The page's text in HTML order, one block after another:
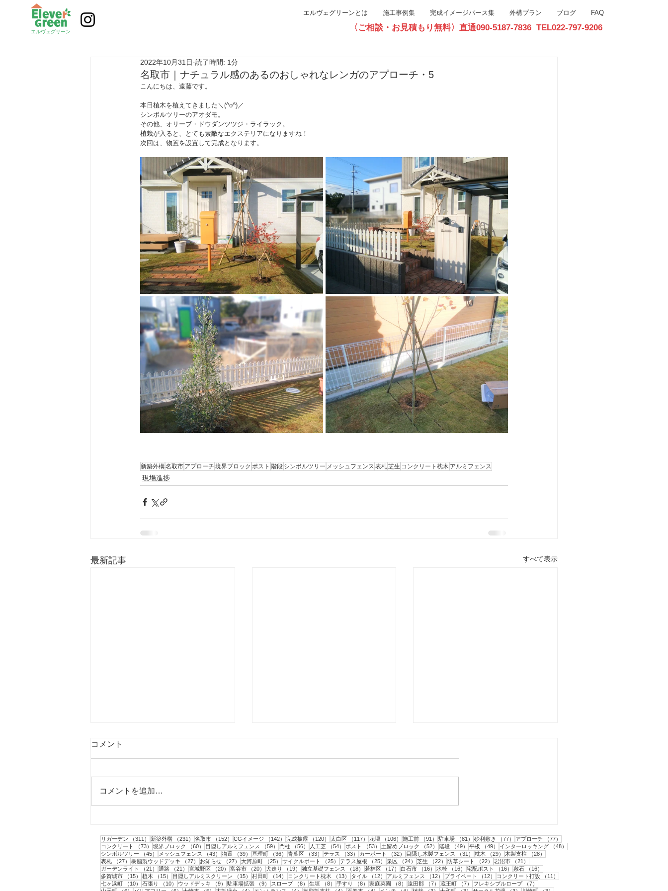
エルヴェグリーン
エルヴェグリーンとは 施工事例集 完成イメージパース集 外構プラン ブログ FAQ
〈ご相談・お見積もり無料〉直通090-5187-7836 TEL022-797-9206
名取市｜ナチュラル感のあるのおしゃれなレンガのアプローチ・5
2022年10月31日 読了時間: 1分
こんにちは、遠藤です。
本日植木を植えてきました＼(^o^)／
シンボルツリーのアオダモ。
その他、オリーブ・ドウダンツツジ・ライラック。
植栽が入ると、とても素敵なエクステリアになりますね！
次回は、物置を設置して完成となります。
新築外構名取市 アプローチ 境界ブロック ポスト 階段 シンボルツリー メッシュフェンス 表札芝生 コンクリート枕木 アルミフェンス
現場進捗
最新記事 すべて表示
成と目隠しフェンスの設置工
事
隠しフェンス工事・2
隠しフェンス工事・1
コメント
コメントを追加…
リガーデン （311） 311件の記事
新築外構 （231） 231件の記事
名取市 （152） 152件の記事
CGイメージ （142） 142件の記事
完成披露 （120） 120件の記事
太白区 （117） 117件の記事
花壇 （106） 106件の記事
施工前 （91） 91件の記事
駐車場 （81） 81件の記事
砂利敷き （77） 77件の記事
アプローチ （77）
コンクリート
（73） 73件の記事
境界ブロック （60） 60件の記事
目隠しアルミフェンス （59） 59件の記事
門柱 （56） 56件の記事
人工芝 （54） 54件の記事
ポスト （53） 53件の記事
土留めブロック （52） 52件の記事
階段 （49） 49件の記事
平板 （49） 49件の記事
インターロッキング （48）
シンボルツリー
（45） 45件の記事
メッシュフェンス （43） 43件の記事
物置 （39） 39件の記事
亘理町 （36） 36件の記事
青葉区 （33） 33件の記事
テラス （33） 33件の記事
カーポート （32） 32件の記事
目隠し木製フェンス （31） 31件の記事
枕木 （29） 29件の記事
木製支柱 （28）
表札
（27） 27件の記事
樹脂製ウッドデッキ （27） 27件の記事
お知らせ （27） 27件の記事
大河原町 （25） 25件の記事
サイクルポート （25） 25件の記事
テラス屋根 （25） 25件の記事
泉区 （24） 24件の記事
芝生 （22） 22件の記事
防草シート （22） 22件の記事
岩沼市 （21）
ガーデンライト
（21） 21件の記事
通路 （21） 21件の記事
宮城野区 （20） 20件の記事
富谷市 （20） 20件の記事
犬走り （19） 19件の記事
独立基礎フェンス （18） 18件の記事
若林区 （17） 17件の記事
白石市 （16） 16件の記事
水栓 （16） 16件の記事
宅配ポスト （16） 16件の記事
敷石 （16）
多賀城市
（15） 15件の記事
植木 （15） 15件の記事
目隠しアルミスクリーン （15） 15件の記事
村田町 （14） 14件の記事
コンクリート枕木 （13） 13件の記事
タイル （12） 12件の記事
アルミフェンス （12） 12件の記事
プライベート （12） 12件の記事
コンクリート打設 （11）
七ヶ浜町
（10） 10件の記事
石張り （10） 10件の記事
ウッドデッキ （9） 9件の記事
駐車場拡張 （9） 9件の記事
スロープ （8） 8件の記事
生垣 （8） 8件の記事
手すり （8） 8件の記事
家庭菜園 （8） 8件の記事
遠田郡 （7） 7件の記事
蔵王町 （7） 7件の記事
フレキシブルロープ （7）